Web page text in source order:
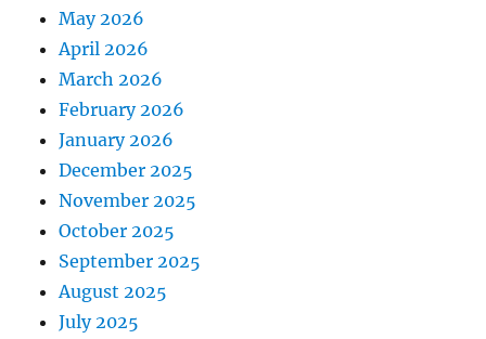
May 2026
April 2026
March 2026
February 2026
January 2026
December 2025
November 2025
October 2025
September 2025
August 2025
July 2025